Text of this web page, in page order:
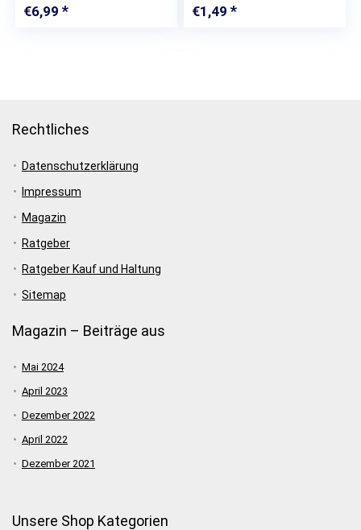
€6,99 €1,49
Rechtliches
Datenschutzerklärung
Impressum
Magazin
Ratgeber
Ratgeber Kauf und Haltung
Sitemap
Magazin – Beiträge aus
Mai 2024
April 2023
Dezember 2022
April 2022
Dezember 2021
Unsere Shop Kategorien